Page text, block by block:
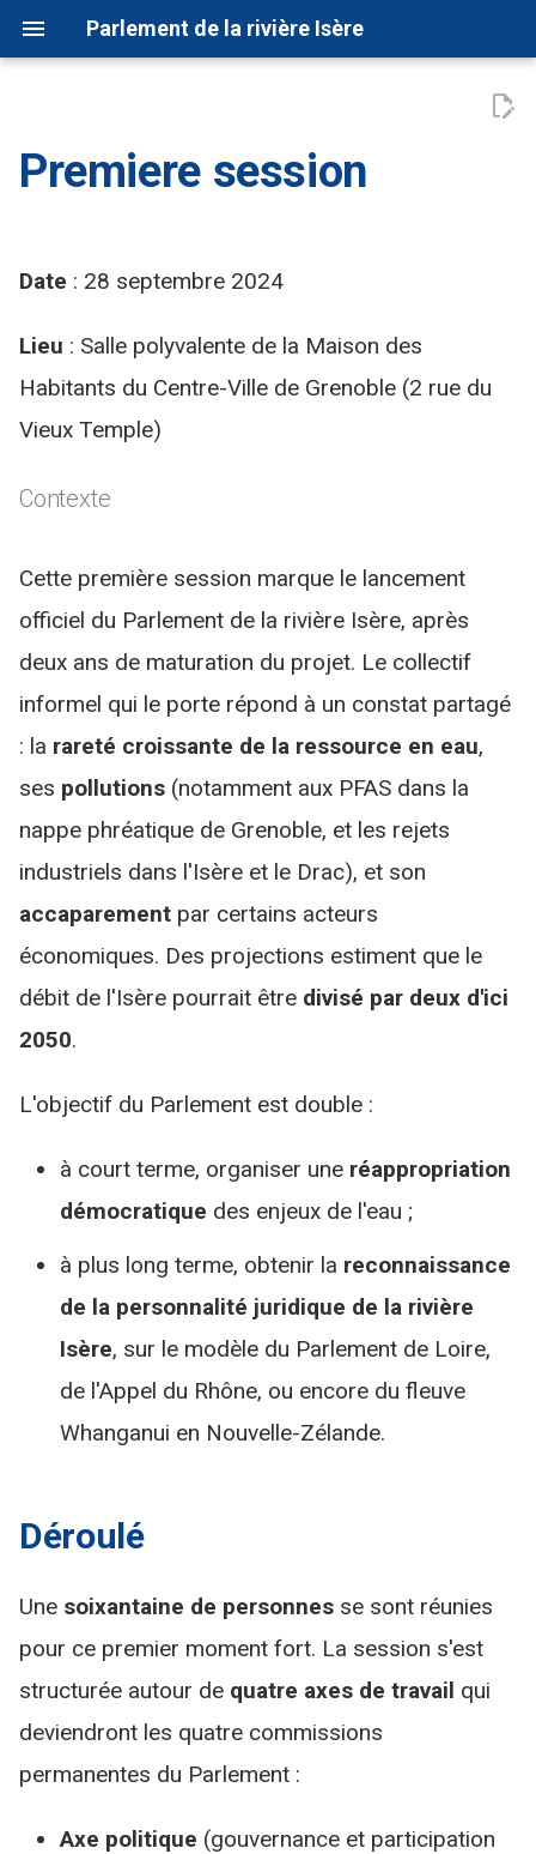
Parlement de la rivière Isère
Démocratique
Artistique
Scientifique
Sources d'informations
Premiere session
Date : 28 septembre 2024
Lieu : Salle polyvalente de la Maison des
Habitants du Centre-Ville de Grenoble (2 rue du
Vieux Temple)
Contexte
Cette première session marque le lancement
officiel du Parlement de la rivière Isère, après
deux ans de maturation du projet. Le collectif
informel qui le porte répond à un constat partagé
: la rareté croissante de la ressource en eau,
ses pollutions (notamment aux PFAS dans la
nappe phréatique de Grenoble, et les rejets
industriels dans l'Isère et le Drac), et son
accaparement par certains acteurs
économiques. Des projections estiment que le
débit de l'Isère pourrait être divisé par deux d'ici
2050.
L'objectif du Parlement est double :
à court terme, organiser une réappropriation
démocratique des enjeux de l'eau ;
à plus long terme, obtenir la reconnaissance
de la personnalité juridique de la rivière
Isère, sur le modèle du Parlement de Loire,
de l'Appel du Rhône, ou encore du fleuve
Whanganui en Nouvelle-Zélande.
Déroulé
Une soixantaine de personnes se sont réunies
pour ce premier moment fort. La session s'est
structurée autour de quatre axes de travail qui
deviendront les quatre commissions
permanentes du Parlement :
Axe politique (gouvernance et participation